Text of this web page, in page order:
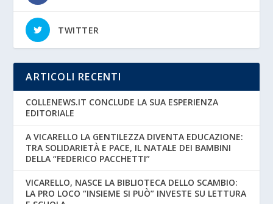
TWITTER
ARTICOLI RECENTI
COLLENEWS.IT CONCLUDE LA SUA ESPERIENZA
EDITORIALE
A VICARELLO LA GENTILEZZA DIVENTA EDUCAZIONE:
TRA SOLIDARIETÀ E PACE, IL NATALE DEI BAMBINI
DELLA “FEDERICO PACCHETTI”
VICARELLO, NASCE LA BIBLIOTECA DELLO SCAMBIO:
LA PRO LOCO “INSIEME SI PUÒ” INVESTE SU LETTURA